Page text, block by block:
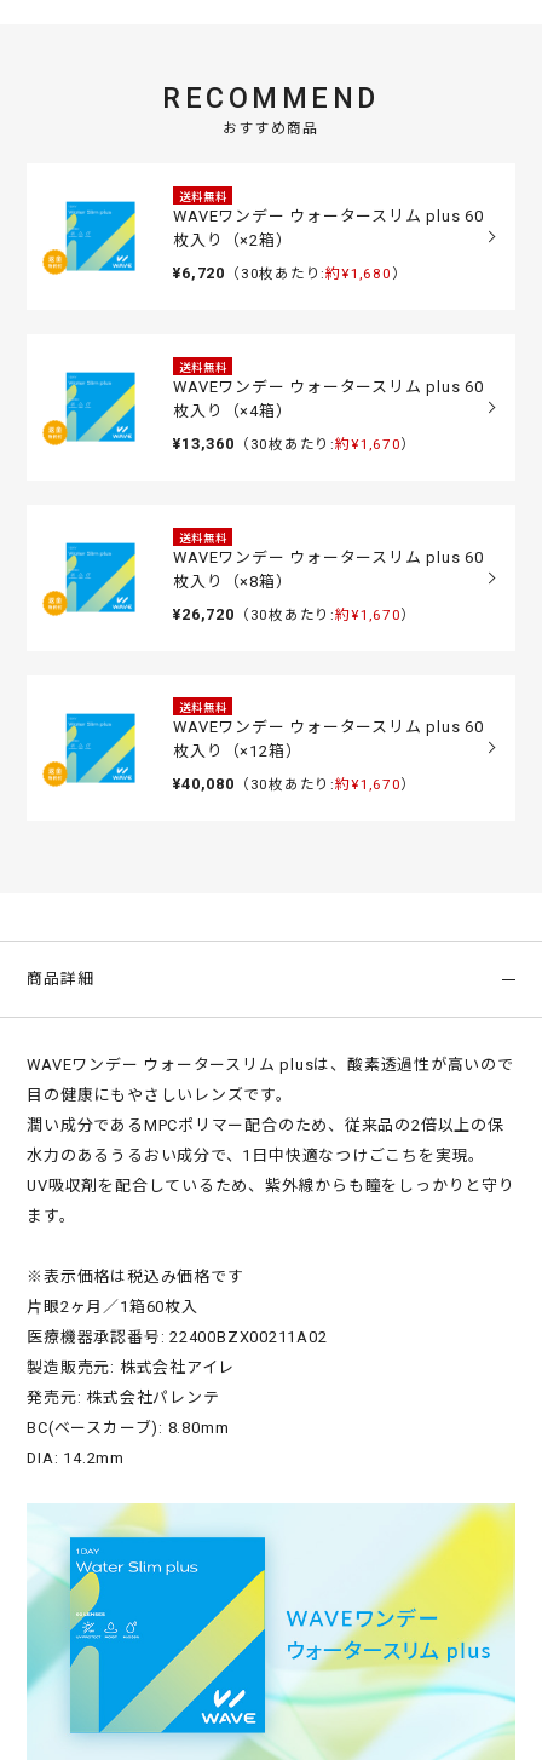
RECOMMEND
おすすめ商品
送料無料
WAVEワンデー ウォータースリム plus 60
枚入り（×2箱）
¥6,720 （30枚あたり:約¥1,680 ）
送料無料
WAVEワンデー ウォータースリム plus 60
枚入り（×4箱）
¥13,360 （30枚あたり:約¥1,670）
送料無料
WAVEワンデー ウォータースリム plus 60
枚入り（×8箱）
¥26,720 （30枚あたり:約¥1,670）
送料無料
WAVEワンデー ウォータースリム plus 60
枚入り（×12箱）
¥40,080 （30枚あたり:約¥1,670）
商品詳細
WAVEワンデー ウォータースリム plusは、酸素透過性が高いので
目の健康にもやさしいレンズです。
潤い成分であるMPCポリマー配合のため、従来品の2倍以上の保
水力のあるうるおい成分で、1日中快適なつけごこちを実現。
UV吸収剤を配合しているため、紫外線からも瞳をしっかりと守り
ます。
※表示価格は税込み価格です
片眼2ヶ月／1箱60枚入
医療機器承認番号: 22400BZX00211A02
製造販売元: 株式会社アイレ
発売元: 株式会社パレンテ
BC(ベースカーブ): 8.80mm
DIA: 14.2mm